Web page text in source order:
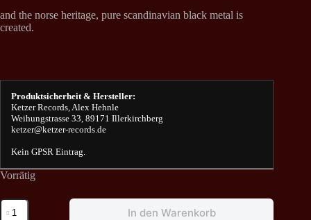
and the norse heritage, pure scandinavian black metal is
created.
Produktsicherheit & Hersteller:
Ketzer Records, Alex Hehnle
Weihungstrasse 33, 89171 Illerkirchberg
ketzer@ketzer-records.de
Kein GPSR Eintrag.
Vorrätig
Rimthurs
In den Warenkorb